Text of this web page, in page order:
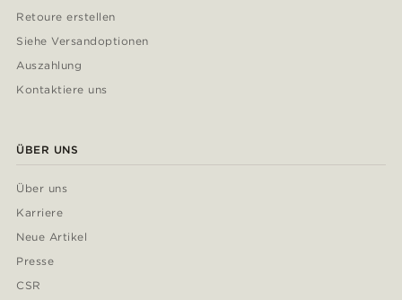
Retoure erstellen
Siehe Versandoptionen
Auszahlung
Kontaktiere uns
ÜBER UNS
Über uns
Karriere
Neue Artikel
Presse
CSR